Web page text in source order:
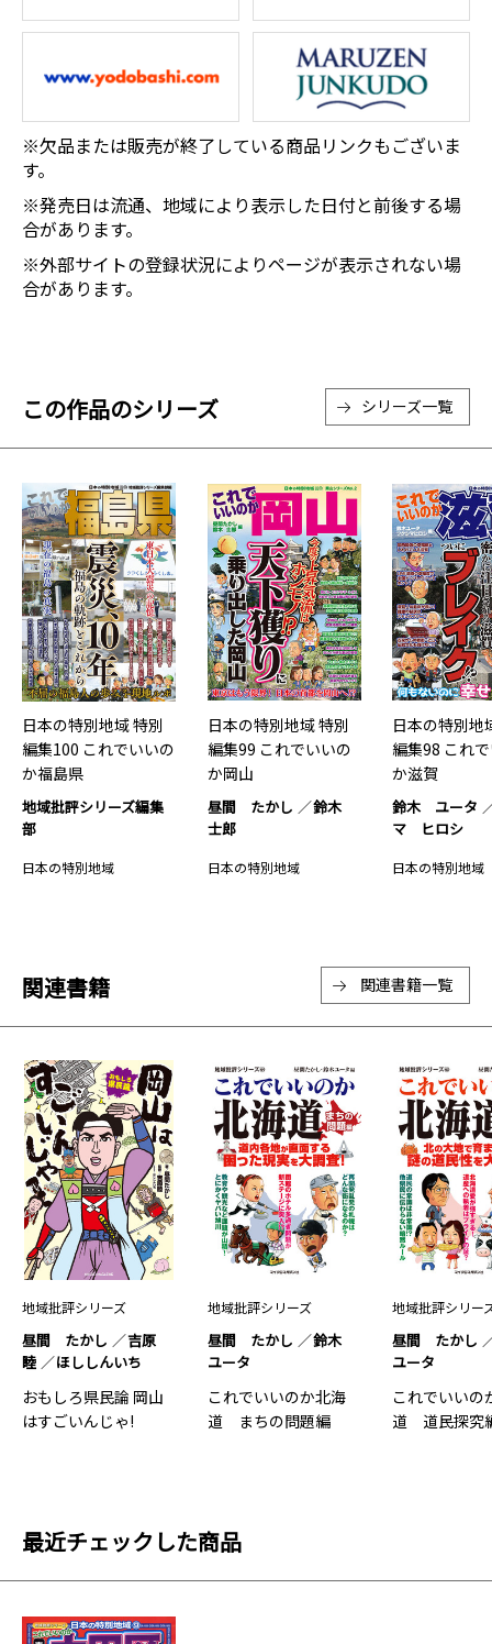
※欠品または販売が終了している商品リンクもございま
す。
※発売日は流通、地域により表示した日付と前後する場
合があります。
※外部サイトの登録状況によりページが表示されない場
合があります。
この作品のシリーズ シリーズ一覧
日本の特別地域 特別
編集100 これでいいの
か福島県
地域批評シリーズ編集
部
日本の特別地域
日本の特別地域 特別
編集99 これでいいの
か岡山
昼間 たかし
鈴木
士郎
日本の特別地域
日本の特別地
編集98 これ
か滋賀
鈴木 ユータ
マ ヒロシ
日本の特別地域
関連書籍 関連書籍一覧
地域批評シリーズ
昼間 たかし
吉原
睦
ほししんいち
おもしろ県民論 岡山
はすごいんじゃ!
地域批評シリーズ
昼間 たかし
鈴木
ユータ
これでいいのか北海
道 まちの問題編
地域批評シリー
昼間 たかし
ユータ
これでいいの
道 道民探究
最近チェックした商品